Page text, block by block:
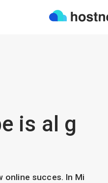
is al g
online succes. In Mi